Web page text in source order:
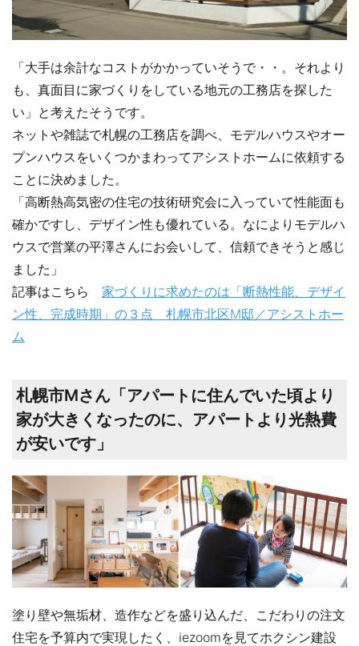
「大手は余計なコストがかかっていそうで・・。それより
も、真面目に家づくりをしている地元の工務店を探した
い」と考えたそうです。
ネットや雑誌で札幌の工務店を調べ、モデルハウスやオー
プンハウスをいくつかまわってアシストホームに依頼する
ことに決めました。
「高断熱高気密の住宅の技術研究会に入っていて性能面も
確かですし、デザイン性も優れている。なによりモデルハ
ウスで営業の平澤さんにお会いして、信頼できそうと感じ
ました」
記事はこちら 家づくりに求めたのは「断熱性能、デザイ
ン性、完成時期」の３点 札幌市北区M邸／アシストホー
ム
札幌市Mさん「アパートに住んでいた頃より
家が大きくなったのに、アパートより光熱費
が安いです」
塗り壁や無垢材、造作などを盛り込んだ、こだわりの注文
住宅を予算内で実現したく、iezoomを見てホクシン建設